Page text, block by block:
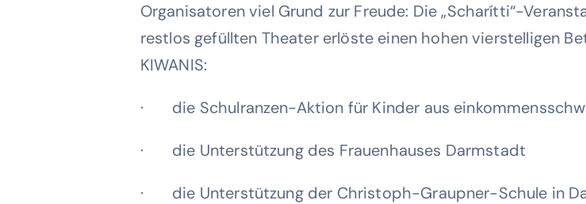
Organisatoren viel Grund zur Freude: Die „Scharítti“-
restlos gefüllten Theater erlöste einen hohen vierstelligen
KIWANIS:
· die Schulranzen-Aktion für Kinder aus
· die Unterstützung des Frauenhauses Darmstadt
· die Unterstützung der Christoph-Graupner-Schule in